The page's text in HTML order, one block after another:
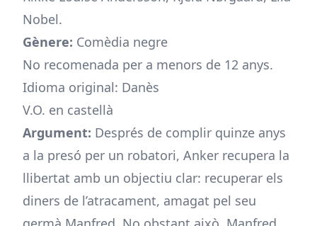
Nobel.
Gènere: Comèdia negre
No recomenada per a menors de 12 anys.
Idioma original: Danès
V.O. en castellà
Argument: Després de complir quinze anys
a la presó per un robatori, Anker recupera la
llibertat amb un objectiu clar: recuperar els
diners de l’atracament, amagat pel seu